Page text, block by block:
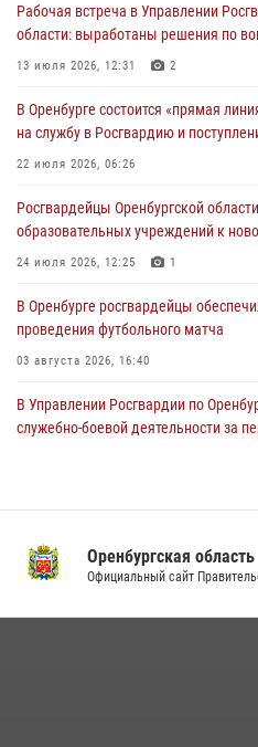
Росгвардейцы предотвратили
жизненной ситуации (ВИДЕО)
26 июля 2026, 14:45 1
Росгвардейцы Оренбургской
образовательных учреждений к
24 июля 2026, 12:25
При силовой поддержке ОМОН
проведён рейд по строительным
23 июля 2026, 10:47
Рабочая встреча в Управлении
области: выработаны решения по
13 июля 2026, 12:31 2
В Оренбурге состоится «прямая
на службу в Росгвардию и
22 июля 2026, 06:26
Росгвардейцы Оренбургской
образовательных учреждений к
24 июля 2026, 12:25 1
В Оренбурге росгвардейцы
проведения футбольного матча
03 августа 2026, 16:40
В Управлении Росгвардии по
служебно-боевой деятельности за
14 июля 2026, 10:43Оренбургская область
Официальный сайт